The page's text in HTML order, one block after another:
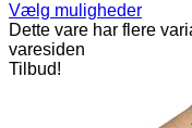
Vælg muligheder
Dette vare har flere
varesiden
Tilbud!